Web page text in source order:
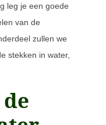
leg je een goede
van de
zullen we
stekken in water,